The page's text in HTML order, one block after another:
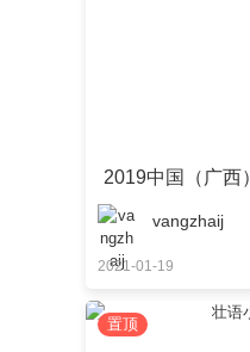
区
2019中国（广西
vangzhaij
2021-01-19
置顶